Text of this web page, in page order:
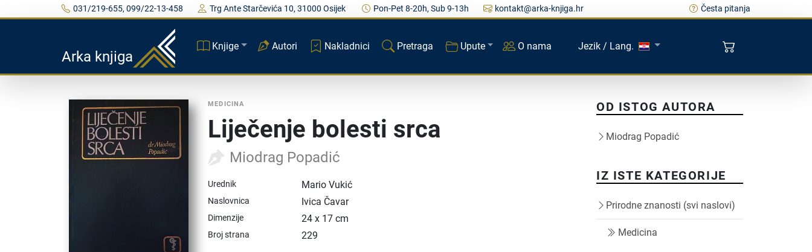
031/219-655, 099/22-13-458 Trg Ante Starčevića 10, 31000 Osijek Pon-Pet 8-20h, Sub 9-13h kontakt@arka-knjiga.hr Česta pitanja
Arka knjiga
Knjige Autori Nakladnici Pretraga Upute O nama Jezik / Lang.
MEDICINA
Liječenje bolesti srca
Miodrag Popadić
Urednik Mario Vukić
Naslovnica Ivica Čavar
Dimenzije 24 x 17 cm
Broj strana 229
OD ISTOG AUTORA
Miodrag Popadić
IZ ISTE KATEGORIJE
Prirodne znanosti (svi naslovi)
Medicina